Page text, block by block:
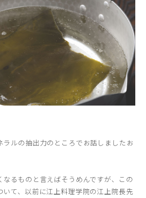
ラルの抽出力のところでお話しましたお
なるものと言えばそうめんですが、この
いて、以前に江上料理学院の江上院長先